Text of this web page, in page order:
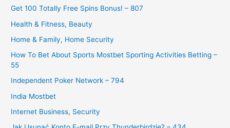
Get 100 Totally Free Spins Bonus! – 807
Health & Fitness, Beauty
Home & Family, Home Security
How To Bet About Sports Mostbet Sporting Activities Betting –
55
Independent Poker Network – 794
India Mostbet
Internet Business, Security